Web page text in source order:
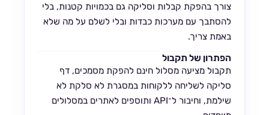
צורך בהפקת קבלות וסליקה גם בכמויות קטנות, בלי
להסתבך עם מערכות כבדות ובלי לשלם על מה שלא
באמת צריך.
הפתרון של תקבול
תקבול מציעה מסלול חינם להפקת מסמכים, דף
סליקה לשליחה ללקוחות במסגרת לא סלקת לא
שילמת, וחיבור ל־API ותוספים לאתרים במסלולים